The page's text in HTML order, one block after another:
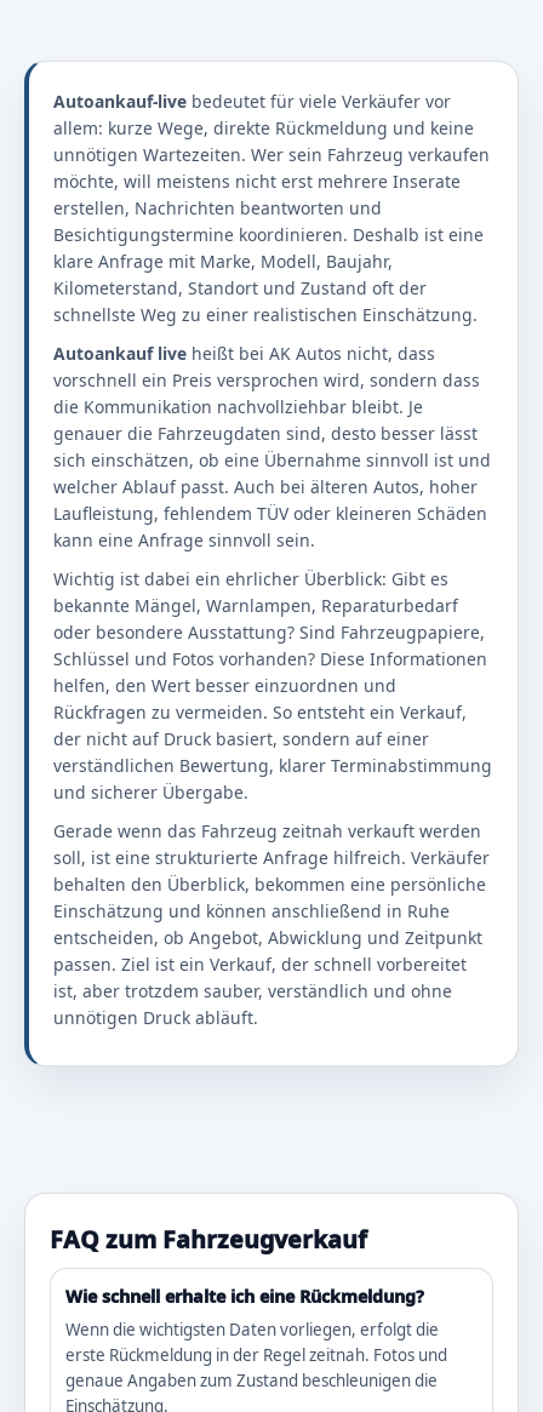
Autoankauf-live bedeutet für viele Verkäufer vor
allem: kurze Wege, direkte Rückmeldung und keine
unnötigen Wartezeiten. Wer sein Fahrzeug verkaufen
möchte, will meistens nicht erst mehrere Inserate
erstellen, Nachrichten beantworten und
Besichtigungstermine koordinieren. Deshalb ist eine
klare Anfrage mit Marke, Modell, Baujahr,
Kilometerstand, Standort und Zustand oft der
schnellste Weg zu einer realistischen Einschätzung.
Autoankauf live heißt bei AK Autos nicht, dass
vorschnell ein Preis versprochen wird, sondern dass
die Kommunikation nachvollziehbar bleibt. Je
genauer die Fahrzeugdaten sind, desto besser lässt
sich einschätzen, ob eine Übernahme sinnvoll ist und
welcher Ablauf passt. Auch bei älteren Autos, hoher
Laufleistung, fehlendem TÜV oder kleineren Schäden
kann eine Anfrage sinnvoll sein.
Wichtig ist dabei ein ehrlicher Überblick: Gibt es
bekannte Mängel, Warnlampen, Reparaturbedarf
oder besondere Ausstattung? Sind Fahrzeugpapiere,
Schlüssel und Fotos vorhanden? Diese Informationen
helfen, den Wert besser einzuordnen und
Rückfragen zu vermeiden. So entsteht ein Verkauf,
der nicht auf Druck basiert, sondern auf einer
verständlichen Bewertung, klarer Terminabstimmung
und sicherer Übergabe.
Gerade wenn das Fahrzeug zeitnah verkauft werden
soll, ist eine strukturierte Anfrage hilfreich. Verkäufer
behalten den Überblick, bekommen eine persönliche
Einschätzung und können anschließend in Ruhe
entscheiden, ob Angebot, Abwicklung und Zeitpunkt
passen. Ziel ist ein Verkauf, der schnell vorbereitet
ist, aber trotzdem sauber, verständlich und ohne
unnötigen Druck abläuft.
FAQ zum Fahrzeugverkauf
Wie schnell erhalte ich eine Rückmeldung?
Wenn die wichtigsten Daten vorliegen, erfolgt die
erste Rückmeldung in der Regel zeitnah. Fotos und
genaue Angaben zum Zustand beschleunigen die
Einschätzung.